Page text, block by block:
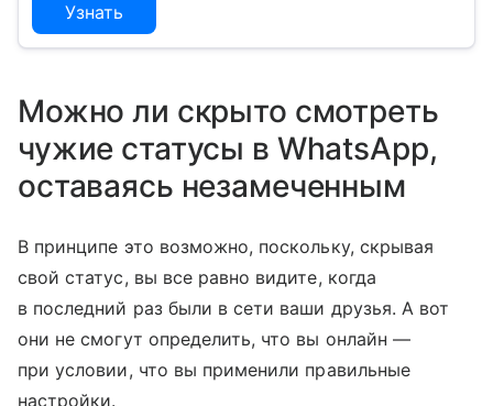
Узнать
Можно ли скрыто смотреть
чужие статусы в WhatsApp,
оставаясь незамеченным
В принципе это возможно, поскольку, скрывая
свой статус, вы все равно видите, когда
в последний раз были в сети ваши друзья. А вот
они не смогут определить, что вы онлайн —
при условии, что вы применили правильные
настройки.